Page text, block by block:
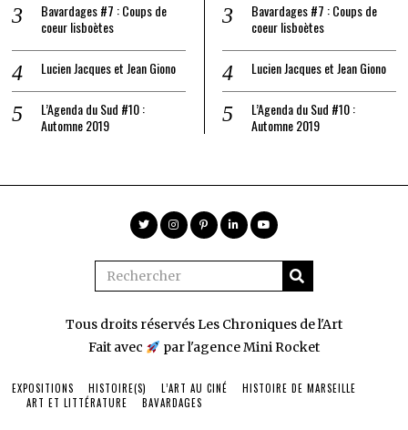
Bavardages #7 : Coups de
coeur lisboètes
Lucien Jacques et Jean Giono
L’Agenda du Sud #10 :
Automne 2019
Bavardages #7 : Coups de
coeur lisboètes
Lucien Jacques et Jean Giono
L’Agenda du Sud #10 :
Automne 2019
Tous droits réservés Les Chroniques de l'Art
Fait avec
par l'agenceMini Rocket
EXPOSITIONS HISTOIRE(S) L’ART AU CINÉ
HISTOIRE DE MARSEILLE
ART ET LITTÉRATURE
BAVARDAGES